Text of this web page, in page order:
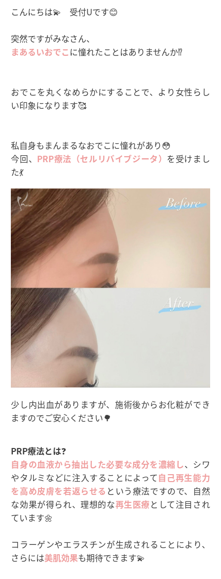
こんにちは💫 受付Uです😊
突然ですがみなさん、
まあるいおでこ に憧れたことはありませんか⁉
おでこを丸くなめらかにすることで、より女性らし
い印象になります🥰
私自身もまんまるなおでこに憧れがあり😳
今回、 PRP療法（セルリバイブジータ） を受けまし
た💃
少し内出血がありますが、施術後からお化粧ができ
ますのでご安心ください🌳
PRP療法とは❓
自身の血液から抽出した必要な成分を濃縮し、シワ
やタルミなどに注入することによって自己再生能力
を高め皮膚を若返らせる という療法ですので、自然
な効果が得られ、理想的な再生医療として注目され
ています🌼
コラーゲンやエラスチンが生成されることにより、
さらには美肌効果も期待できます💫